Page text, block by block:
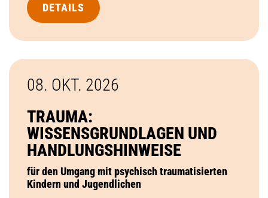
DETAILS
08. OKT. 2026
TRAUMA:
WISSENSGRUNDLAGEN UND
HANDLUNGSHINWEISE
für den Umgang mit psychisch traumatisierten
Kindern und Jugendlichen